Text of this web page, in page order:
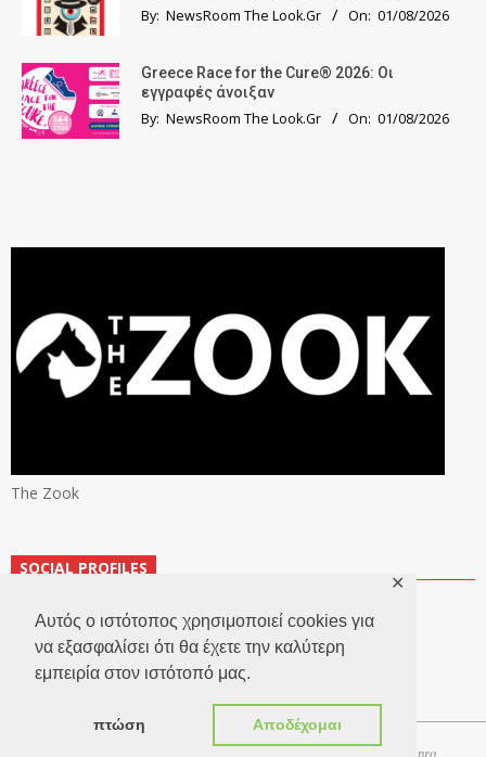
Αυτός ο ιστότοπος χρησιμοποιεί cookies για
να εξασφαλίσει ότι θα έχετε την καλύτερη
εμπειρία στον ιστότοπό μας.
πτώση Αποδέχομαι
✕
By: NewsRoom The Look.Gr On: 01/08/2026
Greece Race for the Cure® 2026: Οι
εγγραφές άνοιξαν
By: NewsRoom The Look.Gr On: 01/08/2026
The Zook
SOCIAL PROFILES
Websitepro